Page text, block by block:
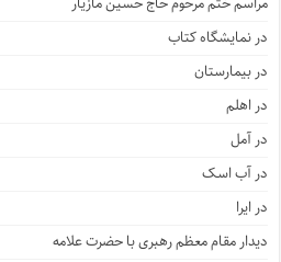
در نمایشگاه کتاب
در بیمارستان
در اهلم
در آمل
در آب اسک
در ایرا
دیدار مقام معظم رهبری با حضرت علامه